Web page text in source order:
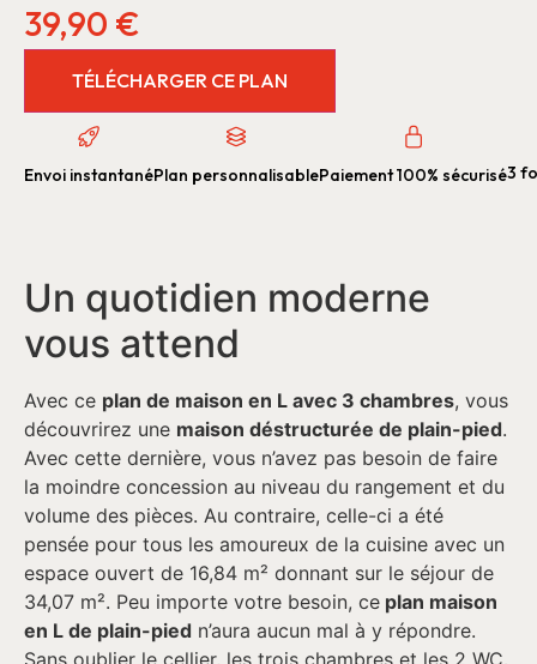
39,90 €
TÉLÉCHARGER CE PLAN
Envoi instantanéPlan personnalisablePaiement 100% sécurisé3
Un quotidien moderne
vous attend
Avec ce plan de maison en L avec 3 chambres, vous
découvrirez une maison déstructurée de plain-pied.
Avec cette dernière, vous n’avez pas besoin de faire
la moindre concession au niveau du rangement et du
volume des pièces. Au contraire, celle-ci a été
pensée pour tous les amoureux de la cuisine avec un
espace ouvert de 16,84 m² donnant sur le séjour de
34,07 m². Peu importe votre besoin, ce plan maison
en L de plain-pied n’aura aucun mal à y répondre.
Sans oublier le cellier, les trois chambres et les 2 WC.